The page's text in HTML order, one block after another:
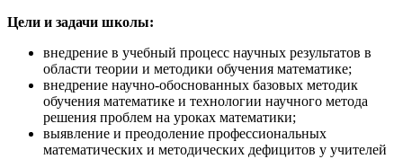
Цели и задачи школы:
внедрение в учебный процесс научных результатов в
области теории и методики обучения математике;
внедрение научно-обоснованных базовых методик
обучения математике и технологии научного метода
решения проблем на уроках математики;
выявление и преодоление профессиональных
математических и методических дефицитов у учителей